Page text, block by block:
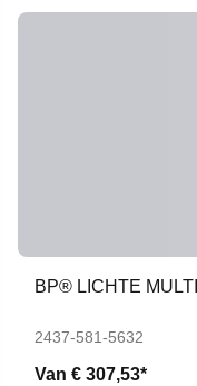
BP® LICHTE
2437-581-5632
Van € 307,53*